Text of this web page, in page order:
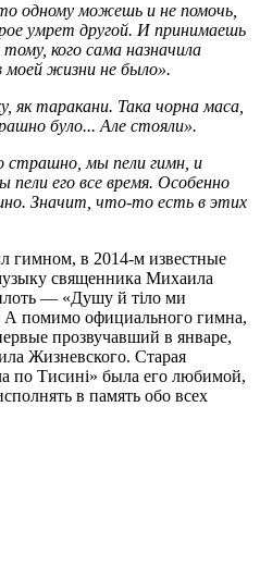
одному можешь и не помочь,
умрет другой. И принимаешь
кого сама назначила
жизни не было».
як таракани. Така чорна маса,
було... Але стояли».
страшно, мы пели гимн, и
его все время. Особенно
Значит, что-то есть в этих
гимном, в 2014-м известные
священника Михаила
— «Душу й тіло ми
А помимо официального гимна,
прозвучавший в январе,
Жизневского. Старая
по Тисині» была его любимой,
в память обо всех